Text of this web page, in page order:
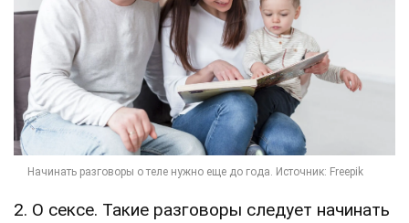
2. О сексе. Такие разговоры следует начинать